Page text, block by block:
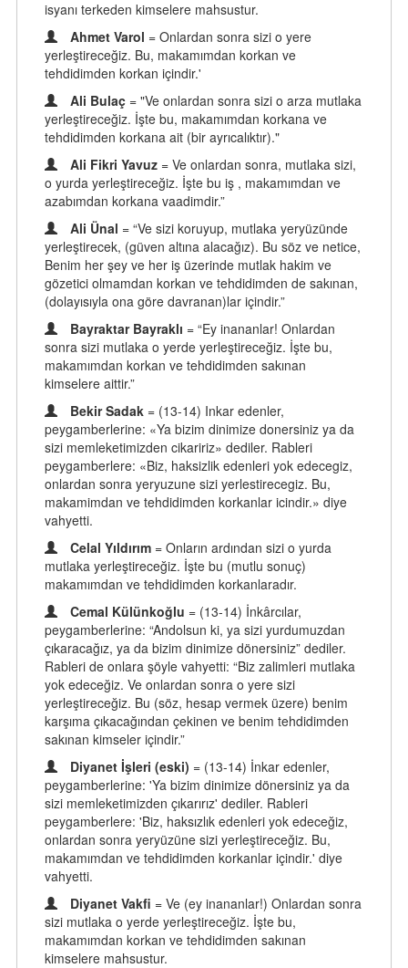
isyanı terkeden kimselere mahsustur.
Ahmet Varol = Onlardan sonra sizi o yere
yerleştireceğiz. Bu, makamımdan korkan ve
tehdidimden korkan içindir.'
Ali Bulaç = "Ve onlardan sonra sizi o arza mutlaka
yerleştireceğiz. İşte bu, makamımdan korkana ve
tehdidimden korkana ait (bir ayrıcalıktır)."
Ali Fikri Yavuz = Ve onlardan sonra, mutlaka sizi,
o yurda yerleştireceğiz. İşte bu iş , makamımdan ve
azabımdan korkana vaadimdir.”
Ali Ünal = “Ve sizi koruyup, mutlaka yeryüzünde
yerleştirecek, (güven altına alacağız). Bu söz ve netice,
Benim her şey ve her iş üzerinde mutlak hakim ve
gözetici olmamdan korkan ve tehdidimden de sakınan,
(dolayısıyla ona göre davranan)lar içindir.”
Bayraktar Bayraklı = “Ey inananlar! Onlardan
sonra sizi mutlaka o yerde yerleştireceğiz. İşte bu,
makamımdan korkan ve tehdidimden sakınan
kimselere aittir.”
Bekir Sadak = (13-14) Inkar edenler,
peygamberlerine: «Ya bizim dinimize donersiniz ya da
sizi memleketimizden cikaririz» dediler. Rableri
peygamberlere: «Biz, haksizlik edenleri yok edecegiz,
onlardan sonra yeryuzune sizi yerlestirecegiz. Bu,
makamimdan ve tehdidimden korkanlar icindir.» diye
vahyetti.
Celal Yıldırım = Onların ardından sizi o yurda
mutlaka yerleştireceğiz. İşte bu (mutlu sonuç)
makamımdan ve tehdidimden korkanlaradır.
Cemal Külünkoğlu = (13-14) İnkârcılar,
peygamberlerine: “Andolsun ki, ya sizi yurdumuzdan
çıkaracağız, ya da bizim dinimize dönersiniz” dediler.
Rableri de onlara şöyle vahyetti: “Biz zalimleri mutlaka
yok edeceğiz. Ve onlardan sonra o yere sizi
yerleştireceğiz. Bu (söz, hesap vermek üzere) benim
karşıma çıkacağından çekinen ve benim tehdidimden
sakınan kimseler içindir.”
Diyanet İşleri (eski) = (13-14) İnkar edenler,
peygamberlerine: 'Ya bizim dinimize dönersiniz ya da
sizi memleketimizden çıkarırız' dediler. Rableri
peygamberlere: 'Biz, haksızlık edenleri yok edeceğiz,
onlardan sonra yeryüzüne sizi yerleştireceğiz. Bu,
makamımdan ve tehdidimden korkanlar içindir.' diye
vahyetti.
Diyanet Vakfi = Ve (ey inananlar!) Onlardan sonra
sizi mutlaka o yerde yerleştireceğiz. İşte bu,
makamımdan korkan ve tehdidimden sakınan
kimselere mahsustur.